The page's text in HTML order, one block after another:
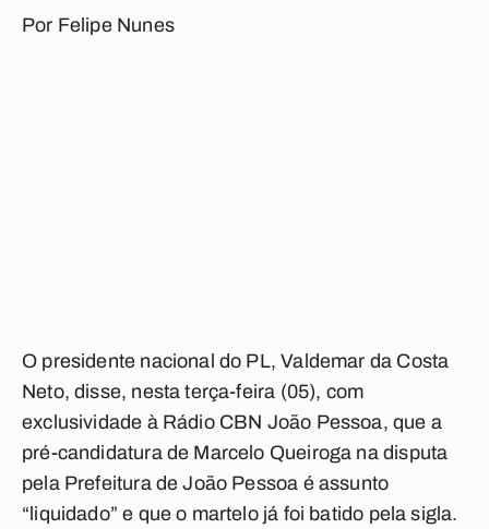
Por Felipe Nunes
O presidente nacional do PL, Valdemar da Costa
Neto, disse, nesta terça-feira (05), com
exclusividade à Rádio CBN João Pessoa, que a
pré-candidatura de Marcelo Queiroga na disputa
pela Prefeitura de João Pessoa é assunto
“liquidado” e que o martelo já foi batido pela sigla.